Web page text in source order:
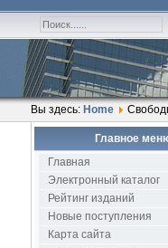
Вы здесь: Home
Главное
Главная
Электронный каталог
Рейтинг изданий
Новые поступления
Карта сайта